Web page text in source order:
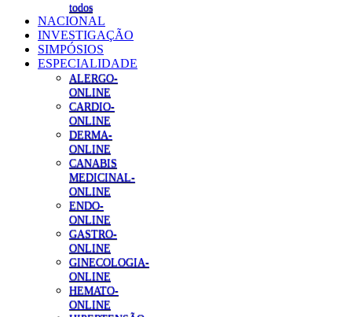
todos
NACIONAL
INVESTIGAÇÃO
SIMPÓSIOS
ESPECIALIDADE
ALERGO-
ONLINE
CARDIO-
ONLINE
DERMA-
ONLINE
CANABIS
MEDICINAL-
ONLINE
ENDO-
ONLINE
GASTRO-
ONLINE
GINECOLOGIA-
ONLINE
HEMATO-
ONLINE